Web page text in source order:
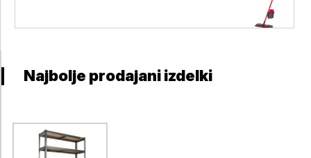
Najbolje prodajani izdelki